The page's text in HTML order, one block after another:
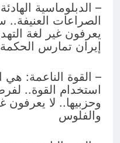
– الدبلوماسية
الصراعات العنيفة..
يعرفون غير لغة
إيران تمارس
– القوة الناعمة: هي
استخدام القوة..
وحزبيها.. لا يعرفون
والفلوس